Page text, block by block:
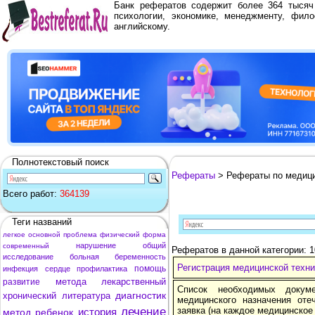
Банк рефератов содержит более 364
психологии, экономике, менеджменту,
английскому.
Полнотекстовый поиск
Всего работ: 364139
Теги названий
легкое основной проблема физический форма
современный
нарушение
общий
исследование
больная
беременность
инфекция
сердце профилактика
помощь
развитие
метода
лекарственный
хронический литература диагностик
метод ребенок история лечение
Рефераты > Рефераты по
Рефератов в данной категории:
Регистрация медицинской
Список необходимых
медицинского назначения
заявка (на каждое